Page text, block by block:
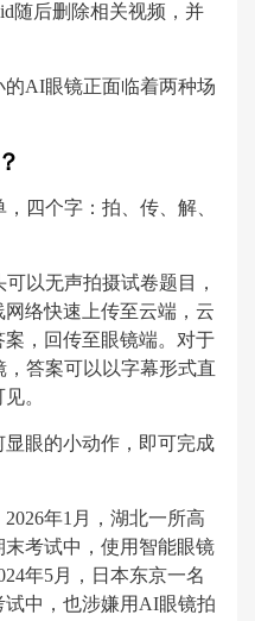
随后删除相关视频，并
AI眼镜正面临着两种场
四个字：拍、传、解、
以无声拍摄试卷题目，
络快速上传至云端，云
，回传至眼镜端。对于
答案可以以字幕形式直
。
眼的小动作，即可完成
年1月，湖北一所高
考试中，使用智能眼镜
年5月，日本东京一名
中，也涉嫌用AI眼镜拍